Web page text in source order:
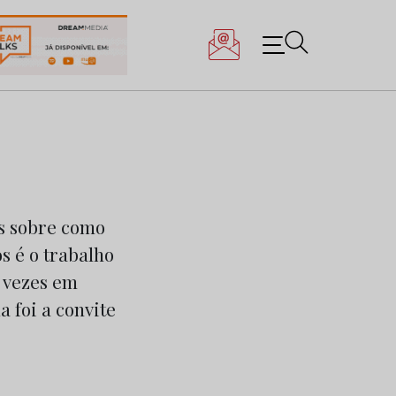
sobre como
é o trabalho
em
foi a convite